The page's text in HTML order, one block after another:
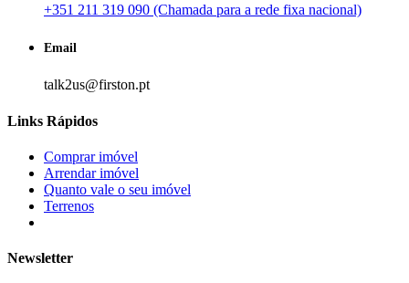
+351 211 319 090 (Chamada para a rede fixa nacional)
Email
talk2us@firston.pt
Links Rápidos
Comprar imóvel
Arrendar imóvel
Quanto vale o seu imóvel
Terrenos
Newsletter